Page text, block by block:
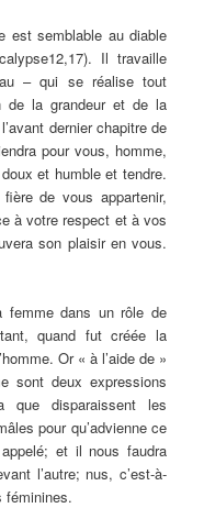
semblable au diable
Il travaille
– qui se réalise tout
de la grandeur et de la
dernier chapitre de
pour vous, homme,
et humble et tendre.
de vous appartenir,
à votre respect et à vos
son plaisir en vous.
dans un rôle de
quand fut créée la
Or « à l’aide de »
sont deux expressions
disparaissent les
pour qu’advienne ce
et il nous faudra
l’autre; nus, c’est-à-
féminines.